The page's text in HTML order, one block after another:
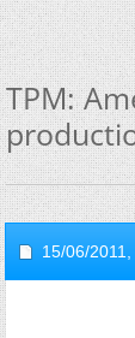
TPM:
15/06/2011,